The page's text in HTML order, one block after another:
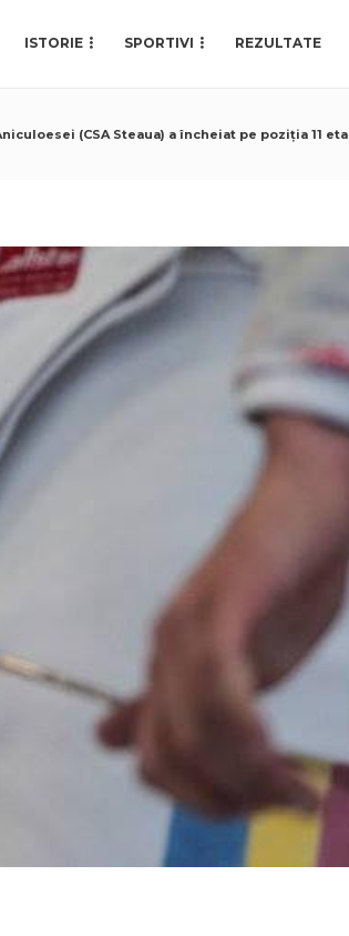
ISTORIE SPORTIVI REZULTATE
(CSA Steaua) a încheiat pe poziția 11